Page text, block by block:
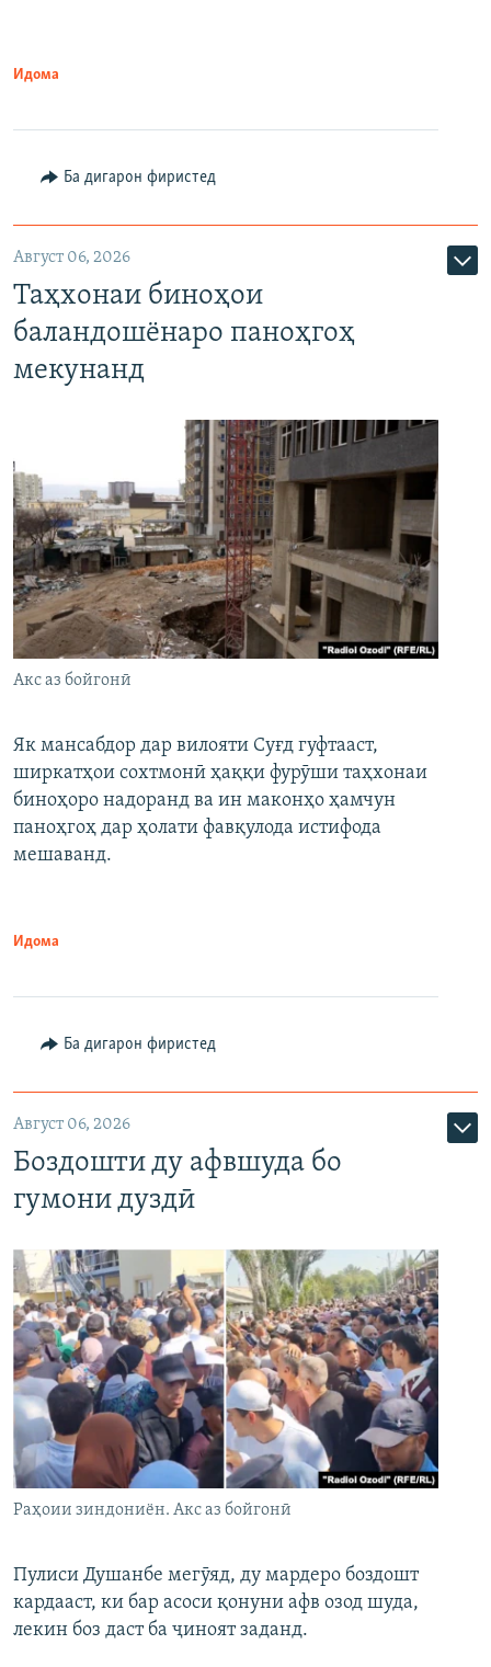
Идома
Ба дигарон фиристед
Август 06, 2026
Таҳхонаи биноҳои
баландошёнаро паноҳгоҳ
мекунанд
Акс аз бойгонӣ
Як мансабдор дар вилояти Суғд гуфтааст,
ширкатҳои сохтмонӣ ҳаққи фурӯши таҳхонаи
биноҳоро надоранд ва ин маконҳо ҳамчун
паноҳгоҳ дар ҳолати фавқулода истифода
мешаванд.
Идома
Ба дигарон фиристед
Август 06, 2026
Боздошти ду афвшуда бо
гумони дуздӣ
Раҳоии зиндониён. Акс аз бойгонӣ
Пулиси Душанбе мегӯяд, ду мардеро боздошт
кардааст, ки бар асоси қонуни афв озод шуда,
лекин боз даст ба ҷиноят заданд.